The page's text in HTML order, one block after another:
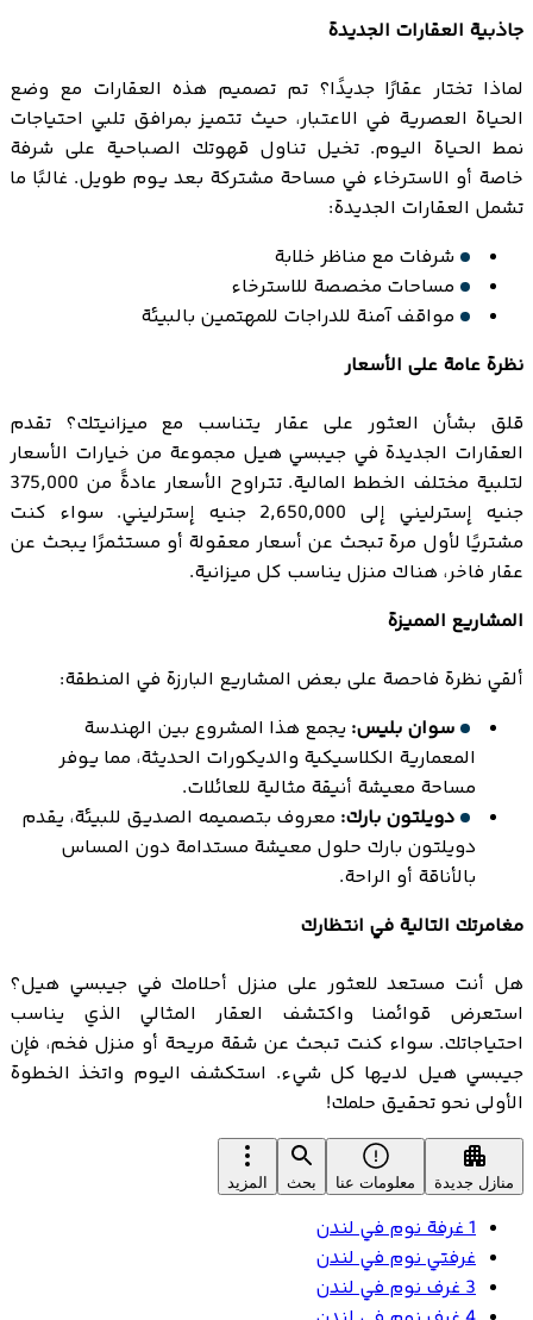
جاذبية العقارات الجديدة
لماذا تختار عقارًا جديدًا؟ تم تصميم هذه العقارات مع وضع
الحياة العصرية في الاعتبار، حيث تتميز بمرافق تلبي احتياجات
نمط الحياة اليوم. تخيل تناول قهوتك الصباحية على شرفة
خاصة أو الاسترخاء في مساحة مشتركة بعد يوم طويل. غالبًا ما
تشمل العقارات الجديدة:
شرفات مع مناظر خلابة
مساحات مخصصة للاسترخاء
مواقف آمنة للدراجات للمهتمين بالبيئة
نظرة عامة على الأسعار
قلق بشأن العثور على عقار يتناسب مع ميزانيتك؟ تقدم
العقارات الجديدة في جيبسي هيل مجموعة من خيارات الأسعار
لتلبية مختلف الخطط المالية. تتراوح الأسعار عادةً من 375,000
جنيه إسترليني إلى 2,650,000 جنيه إسترليني. سواء كنت
مشتريًا لأول مرة تبحث عن أسعار معقولة أو مستثمرًا يبحث عن
عقار فاخر، هناك منزل يناسب كل ميزانية.
المشاريع المميزة
ألقي نظرة فاحصة على بعض المشاريع البارزة في المنطقة:
سوان بليس: يجمع هذا المشروع بين الهندسة
المعمارية الكلاسيكية والديكورات الحديثة، مما يوفر
مساحة معيشة أنيقة مثالية للعائلات.
دويلتون بارك: معروف بتصميمه الصديق للبيئة، يقدم
دويلتون بارك حلول معيشة مستدامة دون المساس
بالأناقة أو الراحة.
مغامرتك التالية في انتظارك
هل أنت مستعد للعثور على منزل أحلامك في جيبسي هيل؟
استعرض قوائمنا واكتشف العقار المثالي الذي يناسب
احتياجاتك. سواء كنت تبحث عن شقة مريحة أو منزل فخم، فإن
جيبسي هيل لديها كل شيء. استكشف اليوم واتخذ الخطوة
الأولى نحو تحقيق حلمك!
منازل جديدة معلومات عنا بحث المزيد
1 غرفة نوم في لندن
غرفتي نوم في لندن
3 غرف نوم في لندن